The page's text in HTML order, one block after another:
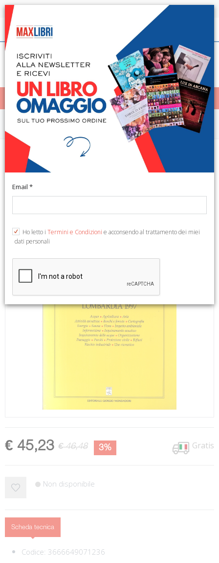
Spedizione in 24h per tutti i libri disponibili
Italiano
< Home
MENÙ
Annuario dell'Ambiente
Lombardia 1997
€ 45,23 € 46,48 3% Gratis
Non disponibile
Scheda tecnica
Codice: 3666649071236
Email *
Ho letto i Termini e Condizioni e acconsendo al trattamento dei miei
dati personali